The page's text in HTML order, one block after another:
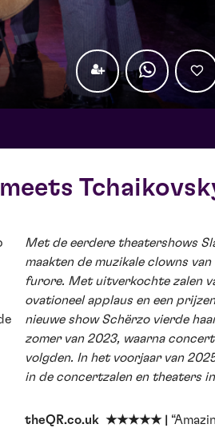
Met de eerdere theatershows
maakten de muzikale clowns
furore. Met uitverkochte zalen
ovationeel applaus en een
nieuwe show Schërzo vierde
zomer van 2023, waarna
volgden. In het voorjaar van
in de concertzalen en theaters
theQR.co.uk ★★★★★ |